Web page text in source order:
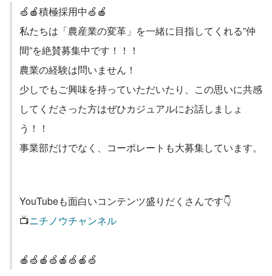
🍏🍎積極採用中🍏🍎
私たちは「農産業の変革」を一緒に目指してくれる”仲
間”を絶賛募集中です！！！
農業の経験は問いません！
少しでもご興味を持っていただいたり、この思いに共感
してくださった方はぜひカジュアルにお話しましょ
う！！
事業部だけでなく、コーポレートも大募集しています。
YouTubeも面白いコンテンツ盛りだくさんです👇
📺ニチノウチャンネル
🍎🍏🍎🍏🍎🍏🍎🍏